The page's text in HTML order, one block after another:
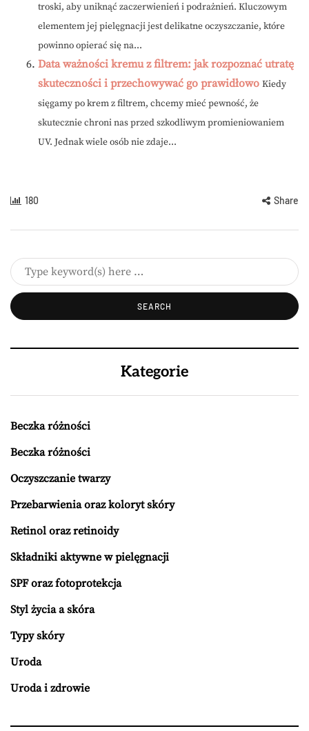
troski, aby uniknąć zaczerwienień i podrażnień. Kluczowym
elementem jej pielęgnacji jest delikatne oczyszczanie, które
powinno opierać się na...
Data ważności kremu z filtrem: jak rozpoznać utratę
skuteczności i przechowywać go prawidłowo Kiedy
sięgamy po krem z filtrem, chcemy mieć pewność, że
skutecznie chroni nas przed szkodliwym promieniowaniem
UV. Jednak wiele osób nie zdaje...
180 Share
Kategorie
Beczka różności
Beczka różności
Oczyszczanie twarzy
Przebarwienia oraz koloryt skóry
Retinol oraz retinoidy
Składniki aktywne w pielęgnacji
SPF oraz fotoprotekcja
Styl życia a skóra
Typy skóry
Uroda
Uroda i zdrowie